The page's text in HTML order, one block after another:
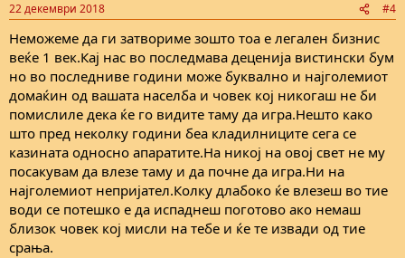
22 декември 2018 #4
Неможеме да ги затвориме зошто тоа е легален бизнис
веќе 1 век.Кај нас во последмава деценија вистински бум
но во последниве години може буквално и најголемиот
домаќин од вашата населба и човек кој никогаш не би
помислиле дека ќе го видите таму да игра.Нешто како
што пред неколку години беа кладилниците сега се
казината односно апаратите.На никој на овој свет не му
посакувам да влезе таму и да почне да игра.Ни на
најголемиот непријател.Колку длабоко ќе влезеш во тие
води се потешко е да испаднеш поготово ако немаш
близок човек кој мисли на тебе и ќе те извади од тие
срања.